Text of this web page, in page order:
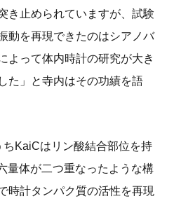
き止められていますが、試験
動を再現できたのはシアノバ
よって体内時計の研究が大き
た」と寺内はその功績を語
KaiCはリン酸結合部位を持
量体が二つ重なったような構
時計タンパク質の活性を再現